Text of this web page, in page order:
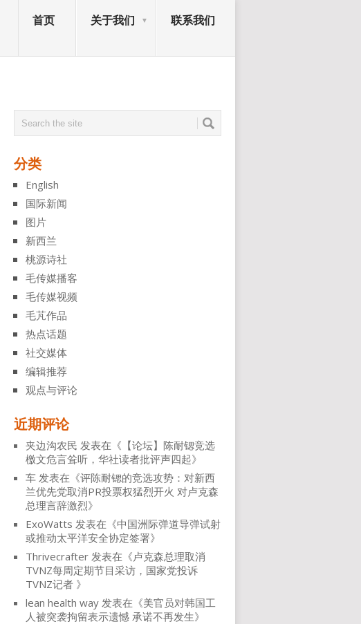
首页 关于我们 联系我们
分类
English
国际新闻
图片
新西兰
桃源诗社
毛传媒播客
毛传媒视频
毛芃作品
热点话题
社交媒体
编辑推荐
观点与评论
近期评论
夹边沟农民 发表在《 【论坛】陈耐锶竞选
檄文危言耸听，华社读者批评声四起》
车 发表在《评陈耐锶的竞选攻势：对新西
兰优先党取消PR投票权猛烈开火 对卢克森
总理言辞激烈》
ExoWatts 发表在《中国洲际弹道导弹试射
或推动太平洋安全协定签署》
Thrivecrafter 发表在《卢克森总理取消
TVNZ每周定期节目采访，国家党投诉
TVNZ记者 》
lean health way 发表在《美官员对韩国工
人被突袭拘留表示遗憾 承诺不再发生》